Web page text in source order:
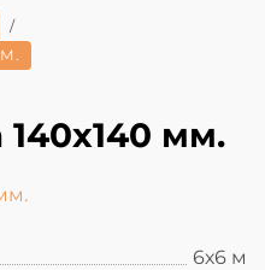
/
мм.
6х6 м